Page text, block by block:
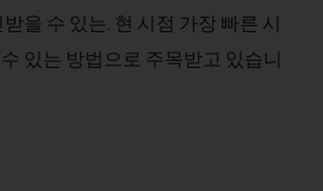
을 수 있는, 현 시점 가장 빠른 시
있는 방법으로 주목받고 있습니